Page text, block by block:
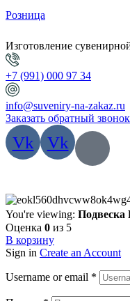
Розница
Изготовление
+7 (991) 000 97 34
info@suveniry-na-zakaz.ru
Заказать обратный звонок
Vk Vk
You're viewing: Подвеска
Оценка 0 из 5
В корзину
Sign in Create an Account
Username or email *